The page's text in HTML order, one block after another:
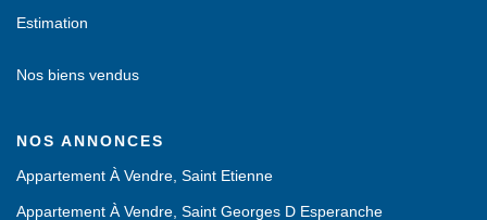
Estimation
Nos biens vendus
NOS ANNONCES
Appartement À Vendre, Saint Etienne
Appartement À Vendre, Saint Georges D Esperanche